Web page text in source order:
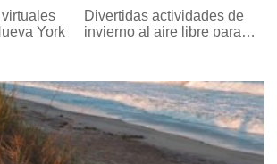
York
Divertidas actividades de
invierno al aire libre para